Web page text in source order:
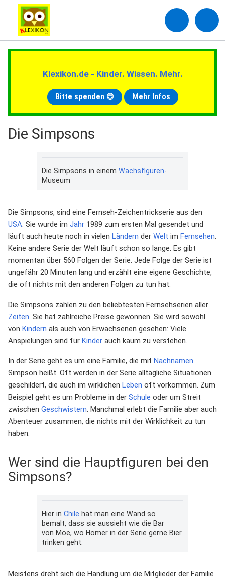
Klexikon.de - Kinder. Wissen. Mehr.
Bitte spenden 😊 Mehr Infos
Die Simpsons
Die Simpsons in einem Wachsfiguren-
Museum
Die Simpsons, sind eine Fernseh-Zeichentrickserie aus den
USA. Sie wurde im Jahr 1989 zum ersten Mal gesendet und
läuft auch heute noch in vielen Ländern der Welt im Fernsehen.
Keine andere Serie der Welt läuft schon so lange. Es gibt
momentan über 560 Folgen der Serie. Jede Folge der Serie ist
ungefähr 20 Minuten lang und erzählt eine eigene Geschichte,
die oft nichts mit den anderen Folgen zu tun hat.
Die Simpsons zählen zu den beliebtesten Fernsehserien aller
Zeiten. Sie hat zahlreiche Preise gewonnen. Sie wird sowohl
von Kindern als auch von Erwachsenen gesehen: Viele
Anspielungen sind für Kinder auch kaum zu verstehen.
In der Serie geht es um eine Familie, die mit Nachnamen
Simpson heißt. Oft werden in der Serie alltägliche Situationen
geschildert, die auch im wirklichen Leben oft vorkommen. Zum
Beispiel geht es um Probleme in der Schule oder um Streit
zwischen Geschwistern. Manchmal erlebt die Familie aber auch
Abenteuer zusammen, die nichts mit der Wirklichkeit zu tun
haben.
Wer sind die Hauptfiguren bei den
Simpsons?
Hier in Chile hat man eine Wand so
bemalt, dass sie aussieht wie die Bar
von Moe, wo Homer in der Serie gerne Bier
trinken geht.
Meistens dreht sich die Handlung um die Mitglieder der Familie